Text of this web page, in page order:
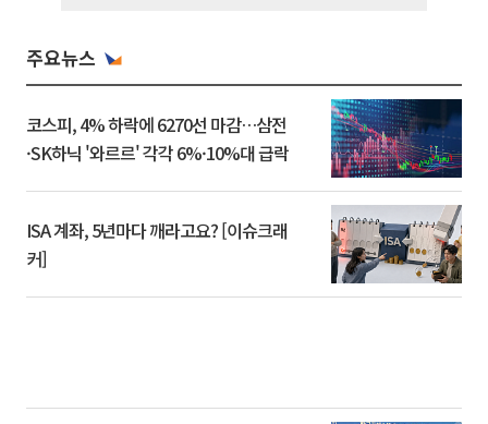
주요뉴스
코스피, 4% 하락에 6270선 마감…삼전
·SK하닉 '와르르' 각각 6%·10%대 급락
ISA 계좌, 5년마다 깨라고요? [이슈크래
커]